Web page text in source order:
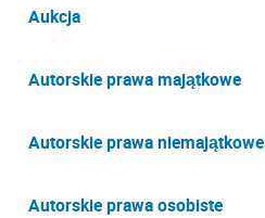
Aukcja
Autorskie prawa majątkowe
Autorskie prawa niemajątkowe
Autorskie prawa osobiste